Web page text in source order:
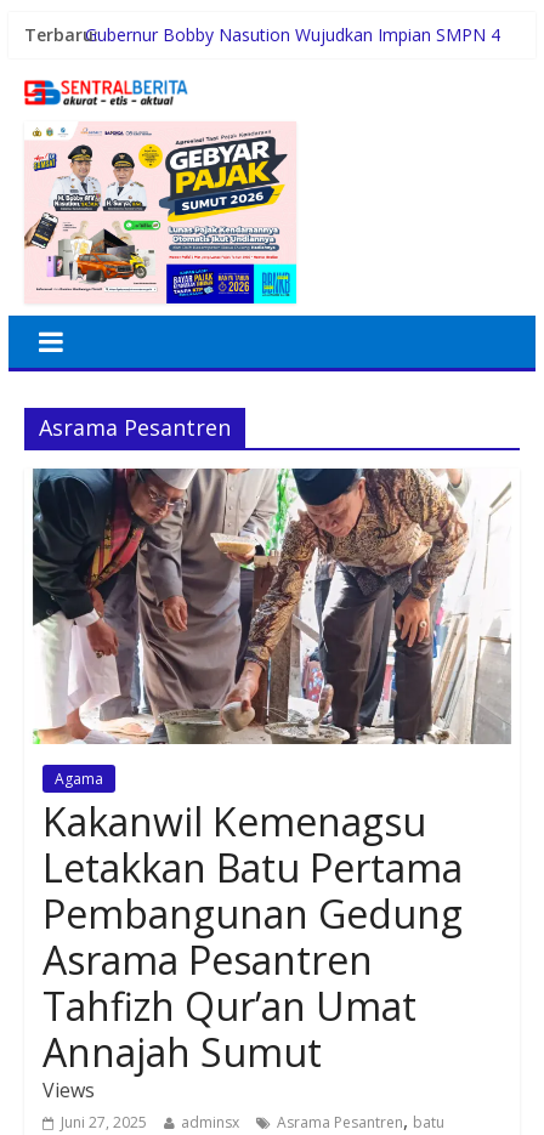
Terbaru:Gubernur Bobby Nasution Wujudkan Impian SMPN 4
Duta Genre Harus Jadi Penggerak Remaja, Rico Waas:
Sutarto Minta Banteng Sumut Merah FC Harumkan
Nama Sumut di Ajang Soekarno Cup 2026
Persiapan HUT RI ke-81, Anggota Paskibra Kecamatan
Idi Tunong Mulai Gelar Latihan Intensif
Satres PPAPPO Polres Karo Ringkus Pemuda
Asrama Pesantren
Agama
Kakanwil Kemenagsu
Letakkan Batu Pertama
Pembangunan Gedung
Asrama Pesantren
Tahfizh Qur’an Umat
Annajah Sumut
Views
Juni 27, 2025 adminsx Asrama Pesantren, batu